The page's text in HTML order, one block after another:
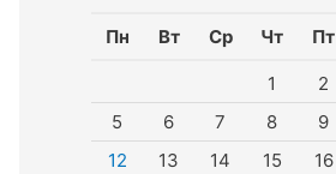
Пн Вт Ср Чт Пт
1 2
5
6 7 8 9
12
13 14 15 16